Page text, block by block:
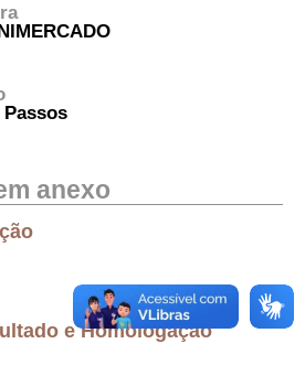
anexo
e Homologação